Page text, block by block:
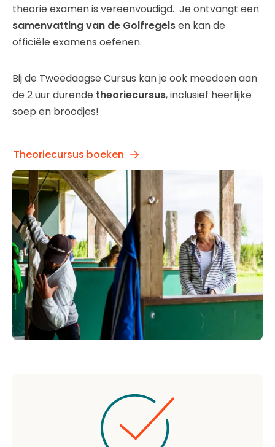
theorie examen is vereenvoudigd. Je ontvangt een
samenvatting van de Golfregelsen kan de
officiële examens oefenen.
Bij de Tweedaagse Cursus kan je ook meedoen aan
de 2 uur durende theoriecursus, inclusief heerlijke
soep en broodjes!
Theoriecursus boeken